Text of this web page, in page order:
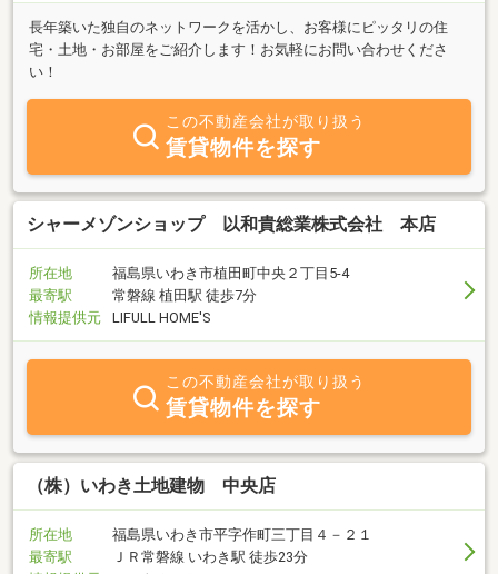
長年築いた独自のネットワークを活かし、お客様にピッタリの住
宅・土地・お部屋をご紹介します！お気軽にお問い合わせくださ
い！
この不動産会社が取り扱う
賃貸物件を探す
シャーメゾンショップ 以和貴総業株式会社 本店
所在地
福島県いわき市植田町中央２丁目5-4
最寄駅
常磐線 植田駅 徒歩7分
情報提供元
LIFULL HOME'S
この不動産会社が取り扱う
賃貸物件を探す
（株）いわき土地建物 中央店
所在地
福島県いわき市平字作町三丁目４－２１
最寄駅
ＪＲ常磐線 いわき駅 徒歩23分